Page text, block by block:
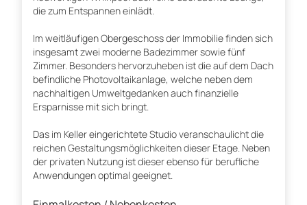
die zum Entspannen einlädt.
Im weitläufigen Obergeschoss der Immobilie finden sich
insgesamt zwei moderne Badezimmer sowie fünf
Zimmer. Besonders hervorzuheben ist die auf dem Dach
befindliche Photovoltaikanlage, welche neben dem
nachhaltigen Umweltgedanken auch finanzielle
Ersparnisse mit sich bringt.
Das im Keller eingerichtete Studio veranschaulicht die
reichen Gestaltungsmöglichkeiten dieser Etage. Neben
der privaten Nutzung ist dieser ebenso für berufliche
Anwendungen optimal geeignet.